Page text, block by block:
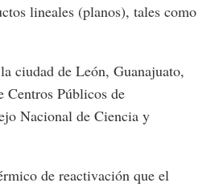
lineales (planos), tales como
ciudad de León, Guanajuato,
Centros Públicos de
Nacional de Ciencia y
de reactivación que el